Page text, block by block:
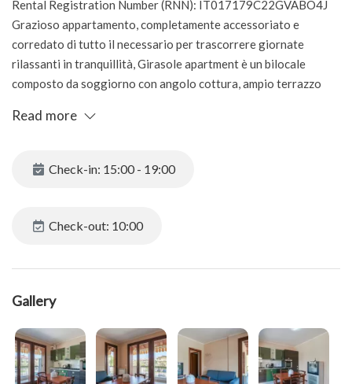
Rental Registration Number (RNN): IT017179C22GVABO4J
Grazioso appartamento, completamente accessoriato e
corredato di tutto il necessario per trascorrere giornate
rilassanti in tranquillità, Girasole apartment è un bilocale
composto da soggiorno con angolo cottura, ampio terrazzo
finestrato con doccia e lavatrice e ampia camera matrimoniale
A vostra disposizione aria condizionata, lavastoviglie,
dotato inoltre di un garage privato.
Read more
Check-in: 15:00 - 19:00
Check-out: 10:00
Gallery